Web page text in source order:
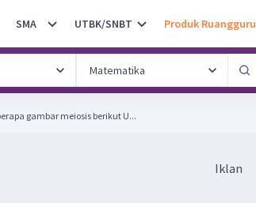
SMA UTBK/SNBT Produk Ruangguru
Perhatikan beberapa gambar meiosis berikut U...
Iklan